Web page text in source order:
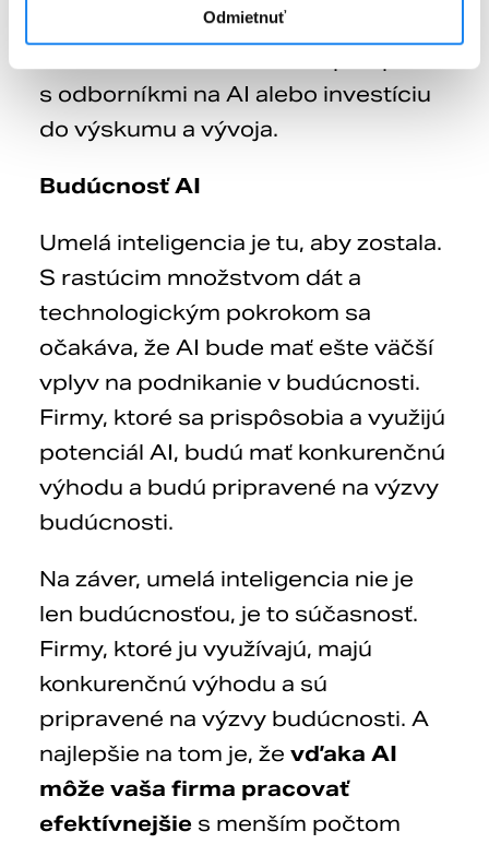
na tieto výzvy a mali plán, ako ich
s odborníkmi na AI alebo investíciu
do výskumu a vývoja.
Budúcnosť AI
Umelá inteligencia je tu, aby zostala.
S rastúcim množstvom dát a
technologickým pokrokom sa
očakáva, že AI bude mať ešte väčší
vplyv na podnikanie v budúcnosti.
Firmy, ktoré sa prispôsobia a využijú
potenciál AI, budú mať konkurenčnú
výhodu a budú pripravené na výzvy
budúcnosti.
Na záver, umelá inteligencia nie je
len budúcnosťou, je to súčasnosť.
Firmy, ktoré ju využívajú, majú
konkurenčnú výhodu a sú
pripravené na výzvy budúcnosti. A
najlepšie na tom je, že vďaka AI
môže vaša firma pracovať
efektívnejšie s menším počtom
Odmietnuť